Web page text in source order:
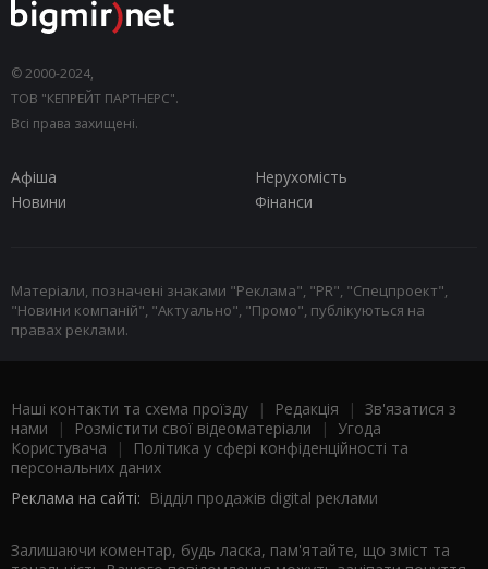
© 2000-2024,
ТОВ "КЕПРЕЙТ ПАРТНЕРС".
Всі права захищені.
Афіша
Нерухомість
Новини
Фінанси
Матеріали, позначені знаками "Реклама", "PR", "Спецпроект",
"Новини компаній", "Актуально", "Промо", публікуються на
правах реклами.
Наші контакти та схема проїзду | Редакція | Зв'язатися з
нами | Розмістити свої відеоматеріали | Угода
Користувача |
Політика у сфері конфіденційності та
персональних даних
Реклама на сайті: Відділ продажів digital реклами
Залишаючи коментар, будь ласка, пам'ятайте, що зміст та